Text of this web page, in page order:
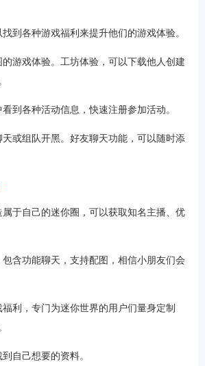
到各种游戏福利来提升他们的游戏体验。
游戏体验。工坊体验，可以下载他人创建
到各种活动信息，快速注册参加活动。
或组队开黑。好友聊天功能，可以随时添
于自己的迷你圈，可以获取知名主播、优
含功能聊天，支持配图，相信小朋友们会
利，专门为迷你世界的用户们量身定制
自己想要的资料。